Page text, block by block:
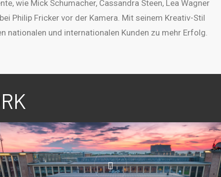
wie Mick Schumacher, Cassandra Steen, Lea Wagner
Philip Fricker vor der Kamera. Mit seinem Kreativ-Stil
nationalen und internationalen Kunden zu mehr Erfolg.